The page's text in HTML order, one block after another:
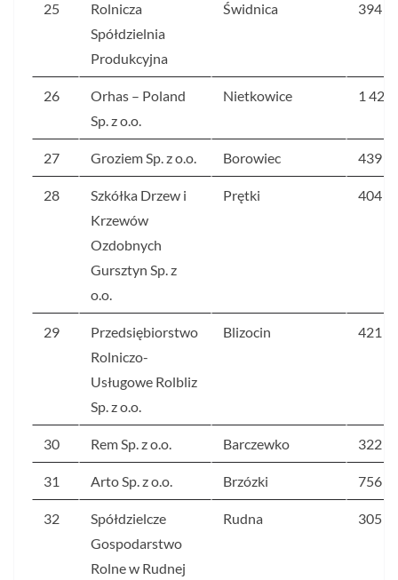
25
Rolnicza
Spółdzielnia
Produkcyjna
Świdnica 394
26
Orhas – Poland
Sp. z o.o.
Nietkowice 1 421
27 Groziem Sp. z o.o. Borowiec 439
28
Szkółka Drzew i
Krzewów
Ozdobnych
Gursztyn Sp. z
o.o.
Prętki 404
29
Przedsiębiorstwo
Rolniczo-
Usługowe Rolbliz
Sp. z o.o.
Blizocin 421
30 Rem Sp. z o.o. Barczewko 322
31 Arto Sp. z o.o. Brzózki 756
32
Spółdzielcze
Gospodarstwo
Rolne w Rudnej
Rudna 305